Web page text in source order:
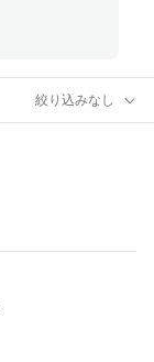
絞り込みなし